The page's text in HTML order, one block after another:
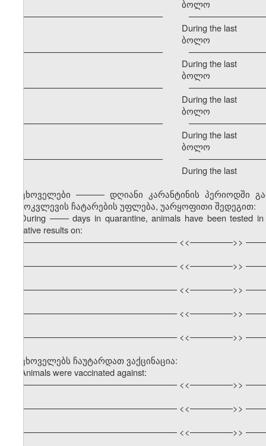
ბოლო
––––––––––––––––––––––––––––––
During the last
ბოლო
––––––––––––––––––––––––––––––
During the last
ბოლო
––––––––––––––––––––––––––––––
During the last
ბოლო
––––––––––––––––––––––––––––––
During the last
ბოლო
––––––––––––––––––––––––––––––
During the last
ცხოველები –––––– დღიანი კარანტინის პერიოდში
გამოკვლევის ჩატარების უფლება, უარყოფითი შედეგით:
During ––––days in quarantine, animals have been tested
negative results on:
––––––––––––––––––––––––––––––––– <<–––––––––>>
––––––––––––––––––––––––––––––––– <<–––––––––>>
––––––––––––––––––––––––––––––––– <<–––––––––>>
––––––––––––––––––––––––––––––––– <<–––––––––>>
––––––––––––––––––––––––––––––––– <<–––––––––>>
ცხოველებს ჩაუტარდათ ვაქცინაცია:
Animals were vaccinated against:
––––––––––––––––––––––––––––––––– <<–––––––––>>
––––––––––––––––––––––––––––––––– <<–––––––––>>
––––––––––––––––––––––––––––––––– <<–––––––––>>